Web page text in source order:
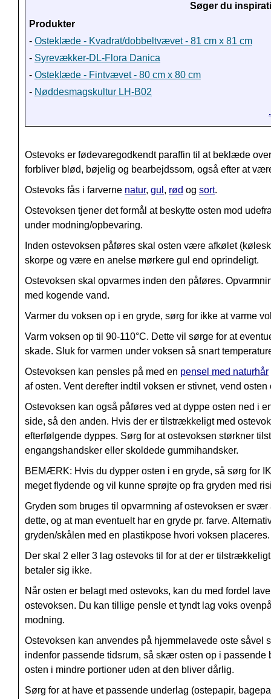
Søger du
Produkter
- Osteklæde - Kvadrat/dobbeltvævet - 81 cm x 81 cm
- Syrevækker-DL-Flora Danica
- Osteklæde - Fintvævet - 80 cm x 80 cm
- Nøddesmagskultur LH-B02
Ostevoks er fødevaregodkendt paraffin til at beklæde
forbliver blød, bøjelig og bearbejdssom, også efter at
Ostevoks fås i farverne natur, gul , rød og sort.
Ostevoksen tjener det formål at beskytte osten mod
under modning/opbevaring.
Inden ostevoksen påføres skal osten være afkølet
skorpe og være en anelse mørkere gul end oprindeligt.
Ostevoksen skal opvarmes inden den påføres.
med kogende vand.
Varmer du voksen op i en gryde, sørg for ikke at varme
Varm voksen op til 90-110°C. Dette vil sørge for at
skade. Sluk for varmen under voksen så snart
Ostevoksen kan pensles på med en pensel med naturhår
af osten. Vent derefter indtil voksen er stivnet, vend
Ostevoksen kan også påføres ved at dyppe osten ned i
side, så den anden. Hvis der er tilstrækkeligt med
efterfølgende dyppes. Sørg for at ostevoksen størkner
engangshandsker eller skoldede gummihandsker.
BEMÆRK: Hvis du dypper osten i en gryde, så sørg for
meget flydende og vil kunne sprøjte op fra gryden med
Gryden som bruges til opvarmning af ostevoksen er
dette, og at man eventuelt har en gryde pr. farve.
gryden/skålen med en plastikpose hvori voksen placeres.
Der skal 2 eller 3 lag ostevoks til for at der er
betaler sig ikke.
Når osten er belagt med ostevoks, kan du med fordel
ostevoksen. Du kan tillige pensle et tyndt lag voks
modning.
Ostevoksen kan anvendes på hjemmelavede oste såvel
indenfor passende tidsrum, så skær osten op i
osten i mindre portioner uden at den bliver dårlig.
Sørg for at have et passende underlag (ostepapir,